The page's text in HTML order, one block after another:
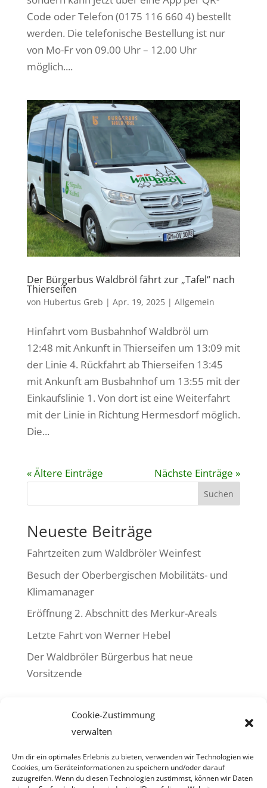
Cookie-Zustimmung
verwalten
Um dir ein optimales Erlebnis zu bieten, verwenden wir Technologien wie
Cookies, um Geräteinformationen zu speichern und/oder darauf
zuzugreifen. Wenn du diesen Technologien zustimmst, können wir Daten
Code oder Telefon (0175 116 660 4) bestellt
werden. Die telefonische Bestellung ist nur
von Mo-Fr von 09.00 Uhr – 12.00 Uhr
möglich....
Der Bürgerbus Waldbröl fährt zur „Tafel“ nach
Thierseifen
von Hubertus Greb | Apr. 19, 2025| Allgemein
Hinfahrt vom Busbahnhof Waldbröl um
12:48 mit Ankunft in Thierseifen um 13:09 mit
der Linie 4. Rückfahrt ab Thierseifen 13:45
mit Ankunft am Busbahnhof um 13:55 mit der
Einkaufslinie 1. Von dort ist eine Weiterfahrt
mit der Linie in Richtung Hermesdorf möglich.
Die...
« Ältere Einträge Nächste Einträge »
Suchen
Neueste Beiträge
Fahrtzeiten zum Waldbröler Weinfest
Besuch der Oberbergischen Mobilitäts- und
Klimamanager
Eröffnung 2. Abschnitt des Merkur-Areals
Letzte Fahrt von Werner Hebel
Der Waldbröler Bürgerbus hat neue
Vorsitzende
Neueste Kommentare
Es sind keine Kommentare vorhanden.